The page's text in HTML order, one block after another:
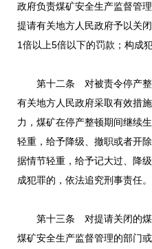
政府负责煤矿安全生产监督管
提请有关地方人民政府予以关
1倍以上5倍以下的罚款；构成
第十二条 对被责令停产整
有关地方人民政府采取有效措
力，煤矿在停产整顿期间继续
轻重，给予降级、撤职或者开
据情节轻重，给予记大过、降
成犯罪的，依法追究刑事责任。
第十三条 对提请关闭的煤
煤矿安全生产监督管理的部门